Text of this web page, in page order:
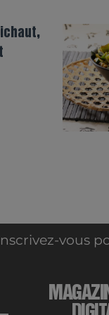
vous